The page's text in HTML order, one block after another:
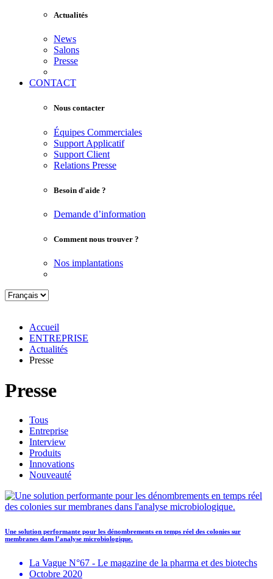
Actualités
News
Salons
Presse
CONTACT
Nous contacter
Équipes Commerciales
Support Applicatif
Support Client
Relations Presse
Besoin d'aide ?
Demande d’information
Comment nous trouver ?
Nos implantations
Accueil
ENTREPRISE
Actualités
Presse
Presse
Tous
Entreprise
Interview
Produits
Innovations
Nouveauté
Une solution performante pour les dénombrements en temps réel des colonies sur
membranes dans l’analyse microbiologique.
La Vague N°67 - Le magazine de la pharma et des biotechs
Octobre 2020